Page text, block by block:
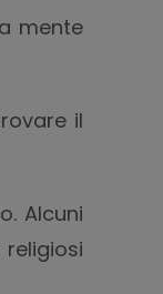
mente
il
Alcuni